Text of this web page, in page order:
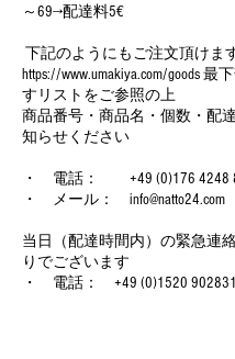
～69→配達料5€
下記のようにもご注文頂けま
https://www.umakiya.com/goods 最
すリストをご参照の上
商品番号・商品名・個数・配
知らせください
・ 電話： +49 (0)176 4248
・ メール： info@natto24.com
当日（配達時間内）の緊急連
りでございます
・ 電話： +49 (0)1520